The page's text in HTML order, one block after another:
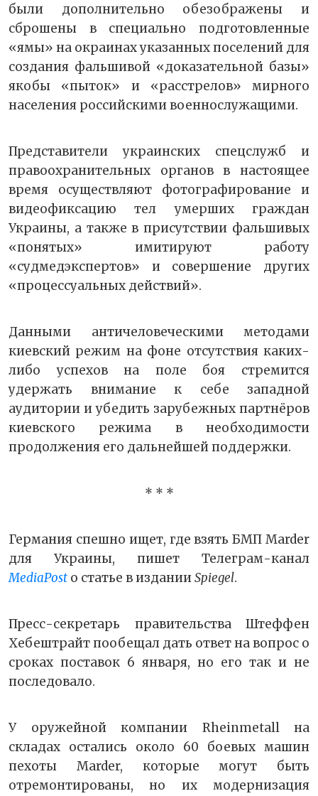
были дополнительно обезображены и
сброшены в специально подготовленные
«ямы» на окраинах указанных поселений для
создания фальшивой «доказательной базы»
якобы «пыток» и «расстрелов» мирного
населения российскими военнослужащими.
Представители украинских спецслужб и
правоохранительных органов в настоящее
время осуществляют фотографирование и
видеофиксацию тел умерших граждан
Украины, а также в присутствии фальшивых
«понятых» имитируют работу
«судмедэкспертов» и совершение других
«процессуальных действий».
Данными античеловеческими методами
киевский режим на фоне отсутствия каких-
либо успехов на поле боя стремится
удержать внимание к себе западной
аудитории и убедить зарубежных партнёров
киевского режима в необходимости
продолжения его дальнейшей поддержки.
* * *
Германия спешно ищет, где взять БМП Marder
для Украины, пишет Телеграм-канал
MediaPost о статье в изданииSpiegel.
Пресс-секретарь правительства Штеффен
Хебештрайт пообещал дать ответ на вопрос о
сроках поставок 6 января, но его так и не
последовало.
У оружейной компании Rheinmetall на
складах остались около 60 боевых машин
пехоты Marder, которые могут быть
отремонтированы, но их модернизация